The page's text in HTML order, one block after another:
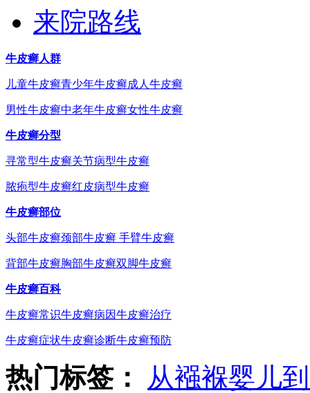
来院路线
牛皮癣人群
儿童牛皮癣青少年牛皮癣成人牛皮癣
男性牛皮癣中老年牛皮癣女性牛皮癣
牛皮癣分型
寻常型牛皮癣关节病型牛皮癣
脓疱型牛皮癣红皮病型牛皮癣
牛皮癣部位
头部牛皮癣颈部牛皮癣 手臂牛皮癣
背部牛皮癣胸部牛皮癣双脚牛皮癣
牛皮癣百科
牛皮癣常识牛皮癣病因牛皮癣治疗
牛皮癣症状牛皮癣诊断牛皮癣预防
热门标签：
从襁褓婴儿